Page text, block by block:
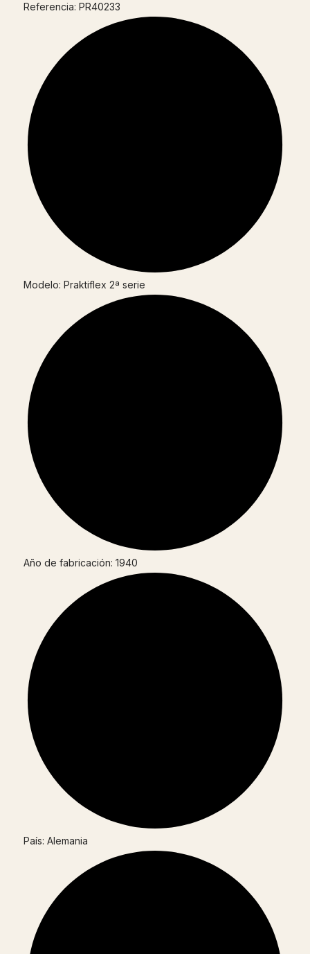
Referencia: PR40233
Modelo: Praktiflex 2ª serie
Año de fabricación: 1940
País: Alemania